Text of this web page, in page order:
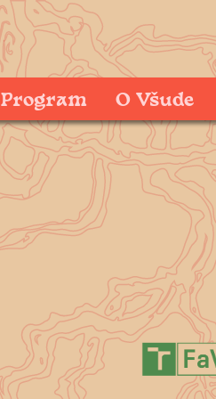
Program O Všude